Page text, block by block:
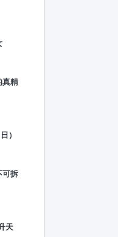
真精
）
可拆
天